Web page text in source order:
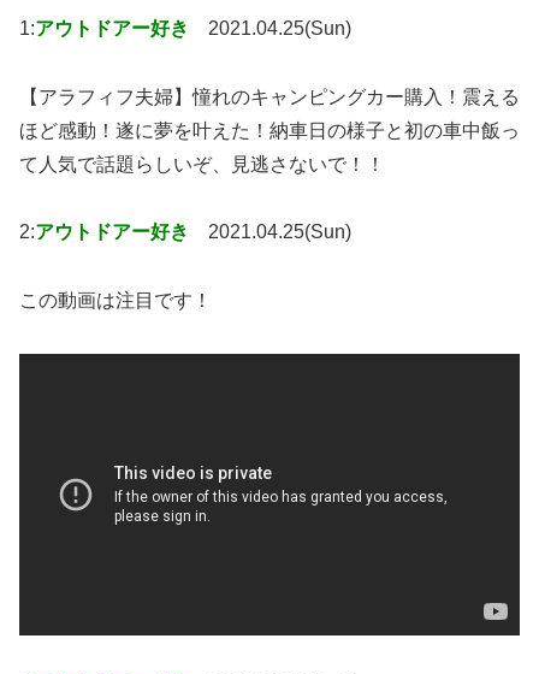
1:アウトドアー好き 2021.04.25(Sun)
【アラフィフ夫婦】憧れのキャンピングカー購入！震える
ほど感動！遂に夢を叶えた！納車日の様子と初の車中飯っ
て人気で話題らしいぞ、見逃さないで！！
2:アウトドアー好き 2021.04.25(Sun)
この動画は注目です！